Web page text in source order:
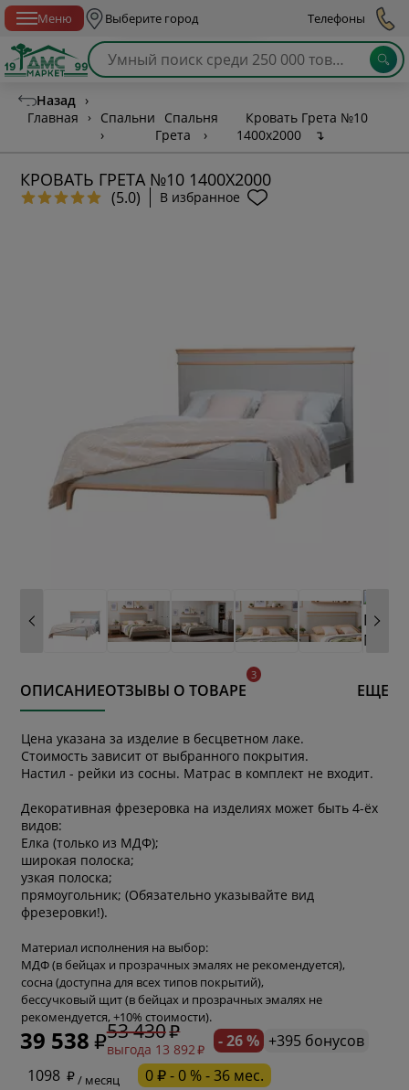
Меню Выберите город Телефоны
Назад ›
Главная
›
Спальни
›
Спальня
Грета
›
Кровать Грета №10
1400х2000
↴
КРОВАТЬ ГРЕТА №10 1400Х2000
(5.0) В избранное
ОПИСАНИЕОТЗЫВЫ О ТОВАРЕ ЕЩЕ
Цена указана за изделие в бесцветном лаке.
Стоимость зависит от выбранного покрытия.
Настил - рейки из сосны. Матрас в комплект не входит.
Декоративная фрезеровка на изделиях может быть 4-ёх
видов:
Елка (только из МДФ);
широкая полоска;
узкая полоска;
прямоугольник; (Обязательно указывайте вид
фрезеровки!).
Материал исполнения на выбор:
МДФ (в бейцах и прозрачных эмалях не рекомендуется),
сосна (доступна для всех типов покрытий),
бессучковый щит (в бейцах и прозрачных эмалях не
рекомендуется, +10% стоимости).
39 538 53 430
выгода 13 892 - 26 % +395 бонусов
1098
/ месяц 0 ₽ - 0 % - 36 мес.
* обязательное поле